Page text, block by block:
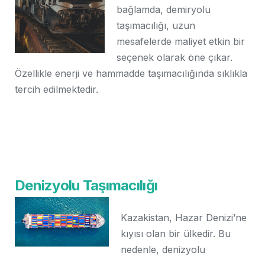
bağlamda, demiryolu
taşımacılığı, uzun
mesafelerde maliyet etkin bir
seçenek olarak öne çıkar.
Özellikle enerji ve hammadde taşımacılığında sıklıkla
tercih edilmektedir.
Denizyolu Taşımacılığı
Kazakistan, Hazar Denizi’ne
kıyısı olan bir ülkedir. Bu
nedenle, denizyolu